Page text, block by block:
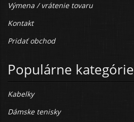
Výmena / vrátenie tovaru
Kontakt
Pridať obchod
Populárne kategórie
Kabelky
Dámske tenisky